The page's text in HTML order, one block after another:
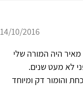
14/10/2016
מאיר היה המורה שלי
לא מעט שנים.
והומור דק ומיוחד